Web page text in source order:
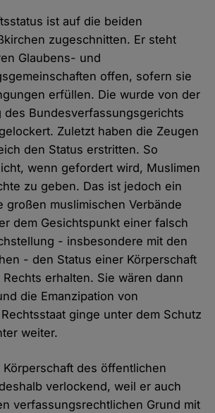
ist auf die beiden
zugeschnitten. Er steht
Glaubens- und
offen, sofern sie
erfüllen. Die wurde von der
des Bundesverfassungsgerichts
Zuletzt haben die Zeugen
den Status erstritten. So
wenn gefordert wird, Muslimen
zu geben. Das ist jedoch ein
großen muslimischen Verbände
dem Gesichtspunkt einer falsch
- insbesondere mit den
- den Status einer Körperschaft
erhalten. Sie wären dann
die Emanzipation von
ginge unter dem Schutz
weiter.
Körperschaft des öffentlichen
verlockend, weil er auch
verfassungsrechtlichen Grund mit